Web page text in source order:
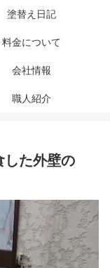
塗替え日記
料金について
会社情報
職人紹介
した外壁の